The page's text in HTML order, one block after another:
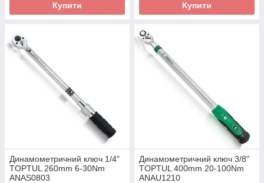
Купити Купити
Динамометричний ключ 1/4"
TOPTUL 260mm 6-30Nm
ANAS0803
Динамометричний ключ 3/8"
TOPTUL 400mm 20-100Nm
ANAU1210